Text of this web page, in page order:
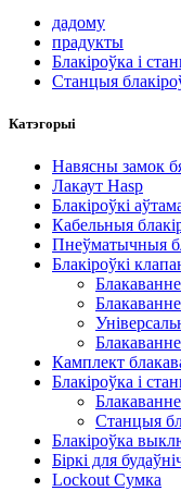
дадому
прадукты
Блакіроўка і
Станцыя
Катэгорыі
Навясны замок
Лакаут Hasp
Блакіроўкі
Кабельныя
Пнеўматычныя
Блакіроўкі
Блакаванне
Камплект
Блакіроўка і
Станцыя
Блакіроўка
Біркі для
Lockout Сумка